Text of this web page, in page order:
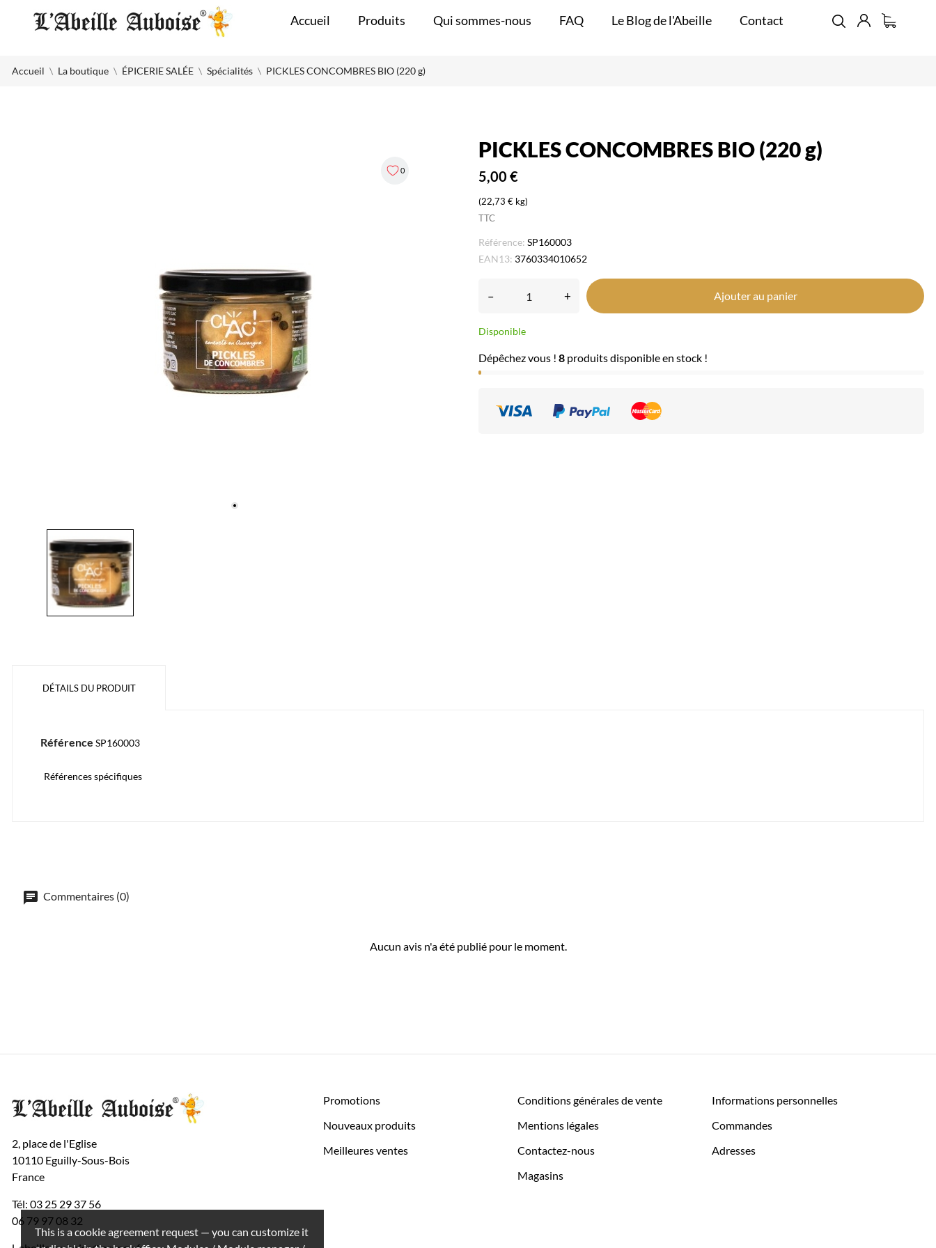
This is a cookie agreement request — you can customize it
Accueil Produits Qui sommes-nous FAQ Le Blog de l'Abeille Contact
Accueil La boutique ÉPICERIE SALÉE Spécialités PICKLES CONCOMBRES BIO (220 g)
0
PICKLES CONCOMBRES BIO (220 g)
5,00 €
(22,73 € kg)
TTC
Référence: SP160003
EAN13: 3760334010652
– + Ajouter au panier
Disponible
Dépêchez vous ! 8 produits disponible en stock !
DÉTAILS DU PRODUIT
Référence SP160003
Références spécifiques
Commentaires (0)
Aucun avis n'a été publié pour le moment.
2, place de l'Eglise
10110 Eguilly-Sous-Bois
France
Tél: 03 25 29 37 56
06 79 97 08 32
Promotions
Nouveaux produits
Meilleures ventes
Conditions générales de vente
Mentions légales
Contactez-nous
Magasins
Informations personnelles
Commandes
Adresses